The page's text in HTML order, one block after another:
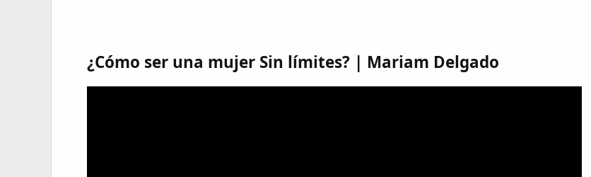
¿Cómo ser una mujer Sin límites? | Mariam Delgado